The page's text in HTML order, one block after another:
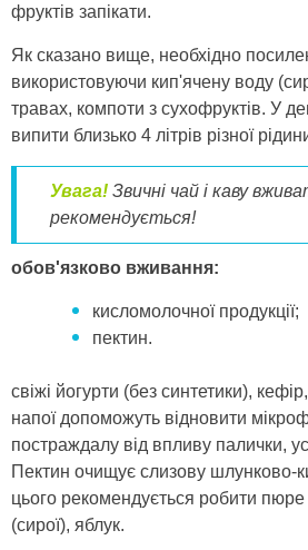
фруктів запікати.
Як сказано вище, необхідно
використовуючи кип'ячену воду
травах, компоти з сухофруктів. У
випити близько 4 літрів різної
Увага! Звичні чай і каву
рекомендується!
обов'язково вживання:
кисломолочної продукції;
пектин.
свіжі йогурти (без синтетики),
напої допоможуть відновити
постраждалу від впливу палички,
Пектин очищує слизову шлунково-
цього рекомендується робити
(сирої), яблук.